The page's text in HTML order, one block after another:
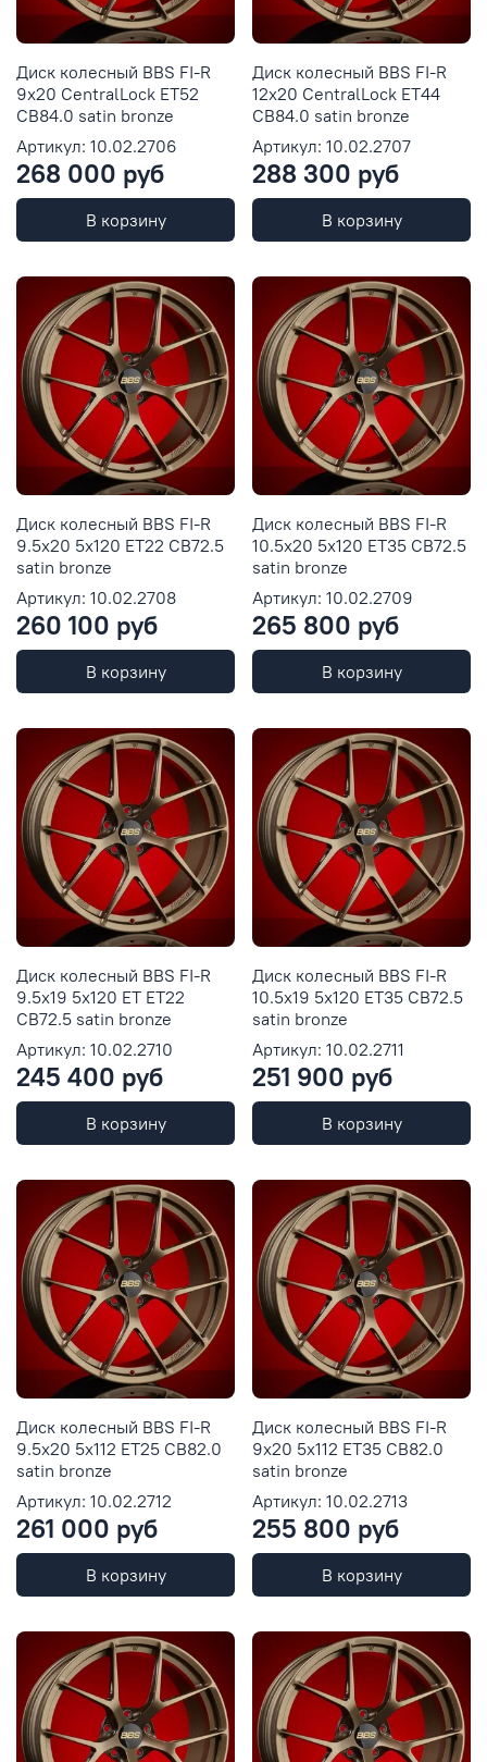
Диск колесный BBS FI-R
9x20 CentralLock ET52
CB84.0 satin bronze
Артикул: 10.02.2706
268 000 руб
В корзину
Диск колесный BBS FI-R
12x20 CentralLock ET44
CB84.0 satin bronze
Артикул: 10.02.2707
288 300 руб
В корзину
Диск колесный BBS FI-R
9.5x20 5x120 ET22 CB72.5
satin bronze
Артикул: 10.02.2708
260 100 руб
В корзину
Диск колесный BBS FI-R
10.5x20 5x120 ET35 CB72.5
satin bronze
Артикул: 10.02.2709
265 800 руб
В корзину
Диск колесный BBS FI-R
9.5x19 5x120 ET ET22
CB72.5 satin bronze
Артикул: 10.02.2710
245 400 руб
В корзину
Диск колесный BBS FI-R
10.5x19 5x120 ET35 CB72.5
satin bronze
Артикул: 10.02.2711
251 900 руб
В корзину
Диск колесный BBS FI-R
9.5x20 5x112 ET25 CB82.0
satin bronze
Артикул: 10.02.2712
261 000 руб
В корзину
Диск колесный BBS FI-R
9x20 5x112 ET35 CB82.0
satin bronze
Артикул: 10.02.2713
255 800 руб
В корзину